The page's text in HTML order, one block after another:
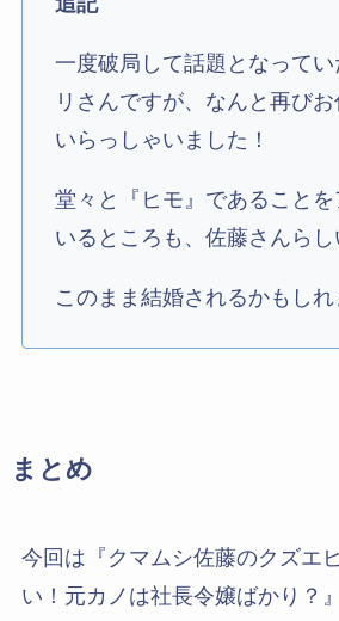
一度破局して話題となってい
リさんですが、なんと再び
いらっしゃいました！
堂々と『ヒモ』であること
いるところも、佐藤さんらし
このまま結婚されるかもし
まとめ
今回は『クマムシ佐藤のクズエ
い！元カノは社長令嬢ばかり？